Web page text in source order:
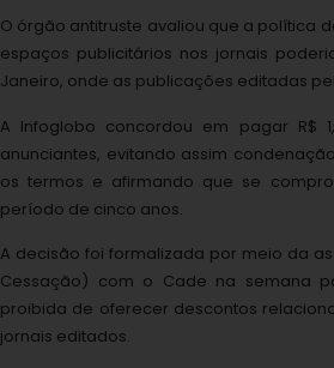
O órgão antitruste avaliou que a política
espaços publicitários nos jornais
Janeiro, onde as publicações editadas
A Infoglobo concordou em pagar R$
anunciantes, evitando assim
os termos e afirmando que se
período de cinco anos.
A decisão foi formalizada por meio da
Cessação) com o Cade na semana
proibida de oferecer descontos
jornais editados.